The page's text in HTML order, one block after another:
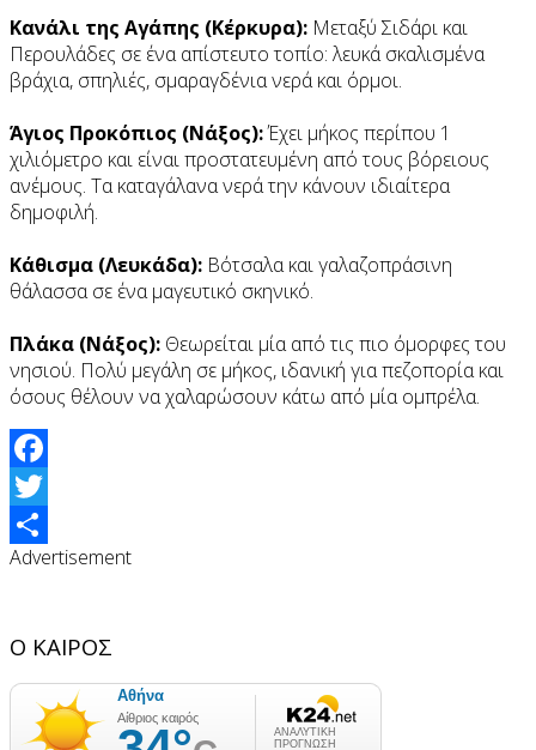
Κανάλι της Αγάπης (Κέρκυρα): Μεταξύ Σιδάρι και
Περουλάδες σε ένα απίστευτο τοπίο: λευκά σκαλισμένα
βράχια, σπηλιές, σμαραγδένια νερά και όρμοι.
Άγιος Προκόπιος (Νάξος):Έχει μήκος περίπου 1
χιλιόμετρο και είναι προστατευμένη από τους βόρειους
ανέμους. Τα καταγάλανα νερά την κάνουν ιδιαίτερα
δημοφιλή.
Κάθισμα (Λευκάδα): Βότσαλα και γαλαζοπράσινη
θάλασσα σε ένα μαγευτικό σκηνικό.
Πλάκα (Νάξος): Θεωρείται μία από τις πιο όμορφες του
νησιού. Πολύ μεγάλη σε μήκος, ιδανική για πεζοπορία και
όσους θέλουν να χαλαρώσουν κάτω από μία ομπρέλα.
Facebook
Twitter
Share
Advertisement
Ο ΚΑΙΡΟΣ